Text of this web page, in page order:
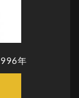
年